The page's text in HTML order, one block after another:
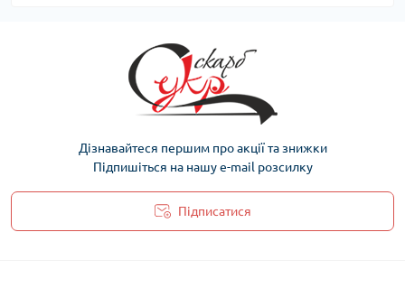
Дізнавайтеся першим про акції та знижки
Підпишіться на нашу e-mail розсилку
Підписатися